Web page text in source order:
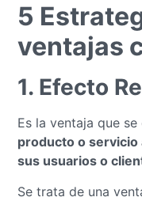
5
ventajas
1. Efecto
Es la ventaja que
producto o servicio
sus usuarios o
Se trata de una